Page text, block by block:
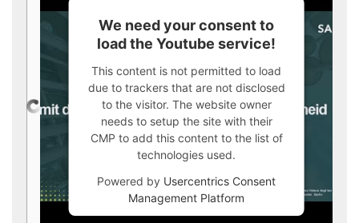
We need your consent to
load the Youtube service!
This content is not permitted to load
due to trackers that are not disclosed
to the visitor. The website owner
needs to setup the site with their
CMP to add this content to the list of
technologies used.
Powered by Usercentrics Consent
Management Platform